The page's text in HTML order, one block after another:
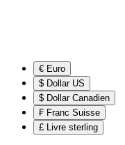
€ Euro
$ Dollar US
$ Dollar Canadien
₣ Franc Suisse
£ Livre sterling